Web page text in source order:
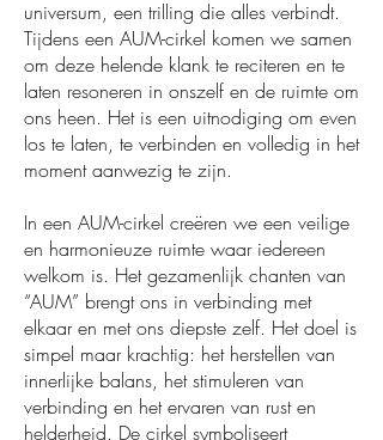
universum, een trilling die alles verbindt.
Tijdens een AUM-cirkel komen we samen
om deze helende klank te reciteren en te
laten resoneren in onszelf en de ruimte om
ons heen. Het is een uitnodiging om even
los te laten, te verbinden en volledig in het
moment aanwezig te zijn.
In een AUM-cirkel creëren we een veilige
en harmonieuze ruimte waar iedereen
welkom is. Het gezamenlijk chanten van
“AUM” brengt ons in verbinding met
elkaar en met ons diepste zelf. Het doel is
simpel maar krachtig: het herstellen van
innerlijke balans, het stimuleren van
verbinding en het ervaren van rust en
helderheid. De cirkel symboliseert